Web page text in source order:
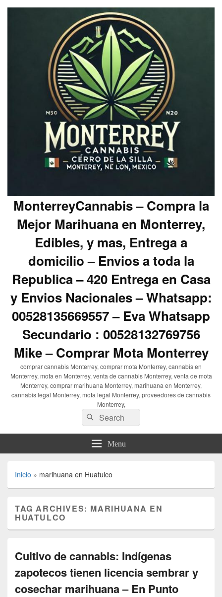
MonterreyCannabis – Compra la
Mejor Marihuana en Monterrey,
Edibles, y mas, Entrega a
domicilio – Envios a toda la
Republica – 420 Entrega en Casa
y Envios Nacionales – Whatsapp:
00528135669557 – Eva Whatsapp
Secundario : 00528132769756
Mike – Comprar Mota Monterrey
comprar cannabis Monterrey, comprar mota Monterrey, cannabis en
Monterrey, mota en Monterrey, venta de cannabis Monterrey, venta de mota
Monterrey, comprar marihuana Monterrey, marihuana en Monterrey,
cannabis legal Monterrey, mota legal Monterrey, proveedores de cannabis
Monterrey,
Search
for:
Search
Menu
Inicio » marihuana en Huatulco
TAG ARCHIVES: MARIHUANA EN
HUATULCO
Cultivo de cannabis: Indígenas
zapotecos tienen licencia sembrar y
cosechar marihuana – En Punto